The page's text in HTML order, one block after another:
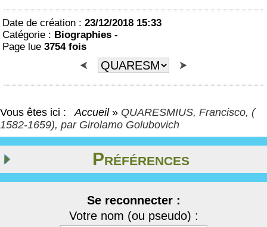
Date de création : 23/12/2018 15:33
Catégorie : Biographies -
Page lue 3754 fois
Vous êtes ici : Accueil » QUARESMIUS, Francisco, (
1582-1659), par Girolamo Golubovich
Préférences
Se reconnecter :
Votre nom (ou pseudo) :